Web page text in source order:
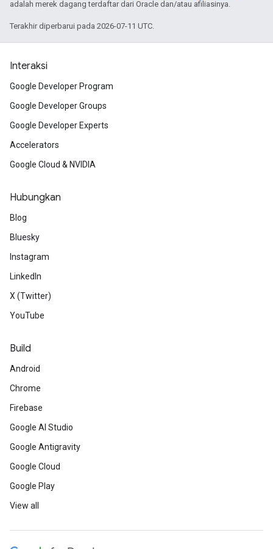
adalah merek dagang terdaftar dari Oracle dan/atau afiliasinya.
Terakhir diperbarui pada 2026-07-11 UTC.
Interaksi
Google Developer Program
Google Developer Groups
Google Developer Experts
Accelerators
Google Cloud & NVIDIA
Hubungkan
Blog
Bluesky
Instagram
LinkedIn
X (Twitter)
YouTube
Build
Android
Chrome
Firebase
Google AI Studio
Google Antigravity
Google Cloud
Google Play
View all